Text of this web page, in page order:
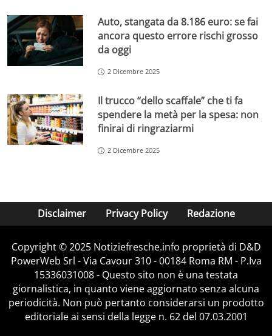
Auto, stangata da 8.186 euro: se fai
ancora questo errore rischi grosso
da oggi
2 Dicembre 2025
Il trucco “dello scaffale” che ti fa
spendere la metà per la spesa: non
finirai di ringraziarmi
2 Dicembre 2025
Disclaimer Privacy Policy Redazione
Copyright © 2025 Notiziefresche.info proprietà di D&D
PowerWeb Srl - Via Cavour 310 - 00184 Roma RM - P.Iva
15336031008 - Questo sito non è una testata
giornalistica, in quanto viene aggiornato senza alcuna
periodicità. Non può pertanto considerarsi un prodotto
editoriale ai sensi della legge n. 62 del 07.03.2001